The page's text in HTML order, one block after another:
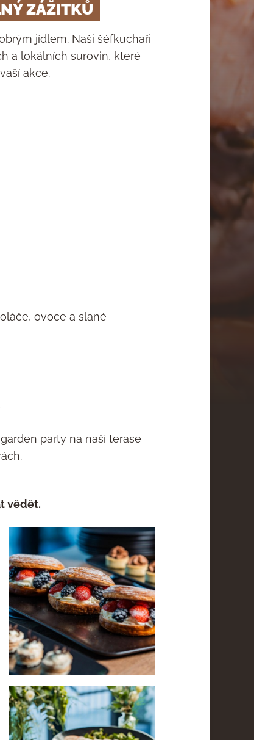
akce
ZÁŽITKŮ
jídlem. Naši šéfkuchaři
a lokálních surovin, které
akce.
ovoce a slané
party na naší terase
vědět.